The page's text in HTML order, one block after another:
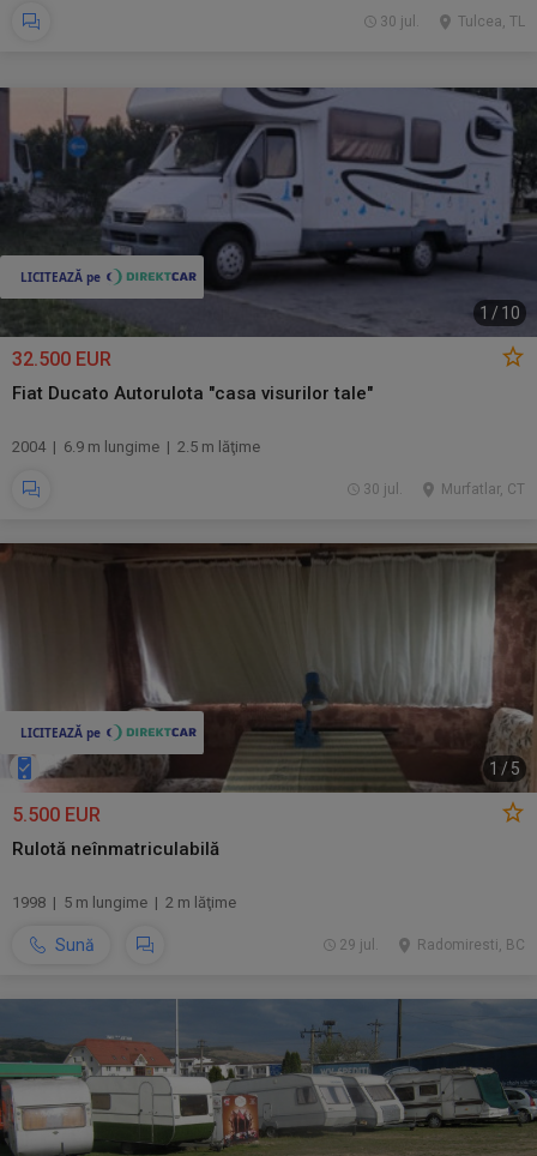
Tulcea, TL
30 jul.
1 / 10
32.500 EUR
Fiat Ducato Autorulota "casa visurilor tale"
2004 | 6.9 m lungime | 2.5 m lăţime
Murfatlar, CT
30 jul.
1 / 5
5.500 EUR
Rulotă neînmatriculabilă
1998 | 5 m lungime | 2 m lăţime
Sună Radomiresti, BC
29 jul.